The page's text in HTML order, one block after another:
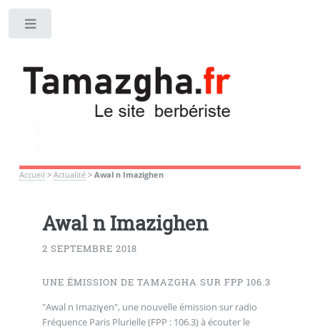
Accueil > Actualité> Awal n Imazighen
Awal n Imazighen
2 SEPTEMBRE 2018
UNE ÉMISSION DE TAMAZGHA SUR FPP 106.3
"Awal n Imaziɣen", une nouvelle émission sur radio
Fréquence Paris Plurielle (FPP : 106.3) à écouter le